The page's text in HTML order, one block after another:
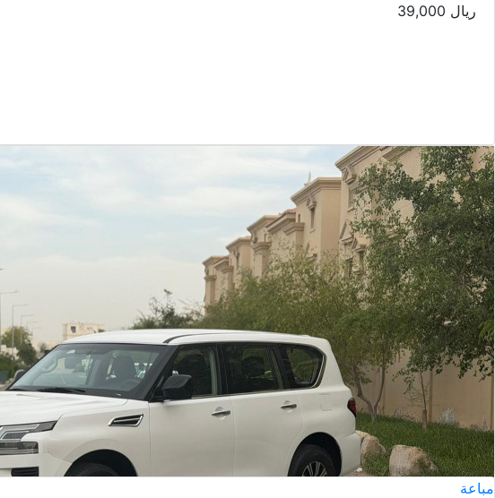
39,000 ريال
مباعة